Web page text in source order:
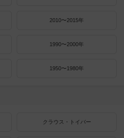
2010〜2015年
1990〜2000年
1950〜1980年
クラウス・トイバー